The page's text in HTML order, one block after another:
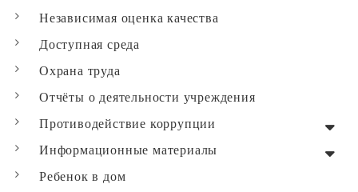
Независимая оценка качества
Доступная среда
Охрана труда
Отчёты о деятельности учреждения
Противодействие коррупции
Информационные материалы
Ребенок в дом